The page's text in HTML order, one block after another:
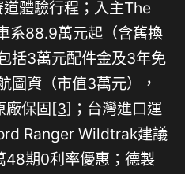
體驗行程；入主The
系88.9萬元起（含舊換
括3萬元配件金及3年免
圖資（市值3萬元），
廠保固 [3] ；台灣進口運
Ranger Wildtrak建議
48期0利率優惠；德製